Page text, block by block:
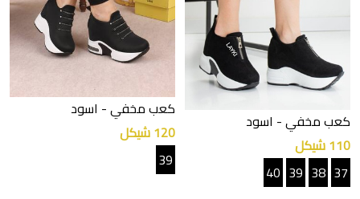
كعب مخفي- اسود
110 شيكل
37
38
39
40
كعب مخفي- اسود
120 شيكل
39